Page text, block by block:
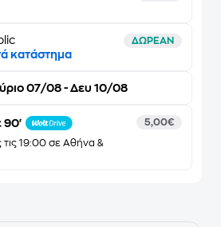
ΔΩΡΕΑΝ
κατάστημα
07/08 - Δευ 10/08
90'
τις 19:00 σε Αθήνα &
5,00€